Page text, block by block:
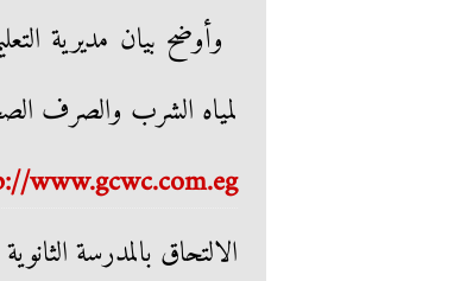
وأوضح بيان مديرية
لمياه الشرب والصرف
www.gcwc.com.eg
الالتحاق بالمدرسة